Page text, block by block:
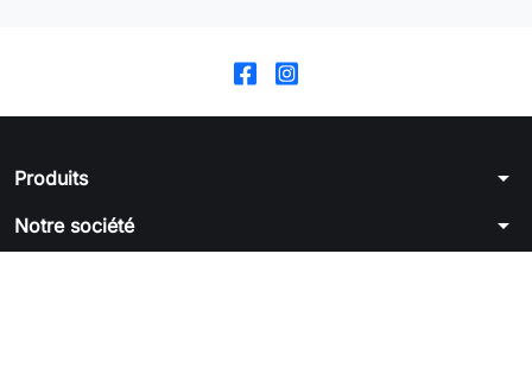
Produits arrow_drop_down
Notre société arrow_drop_down